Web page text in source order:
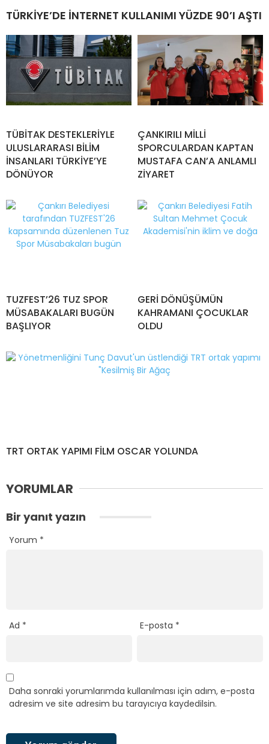
TÜRKİYE’DE İNTERNET KULLANIMI YÜZDE 90’I AŞTI
TÜBİTAK DESTEKLERİYLE
ULUSLARARASI BİLİM
İNSANLARI TÜRKİYE’YE
DÖNÜYOR
ÇANKIRILI MİLLİ
SPORCULARDAN KAPTAN
MUSTAFA CAN’A ANLAMLI
ZİYARET
TUZFEST’26 TUZ SPOR
MÜSABAKALARI BUGÜN
BAŞLIYOR
GERİ DÖNÜŞÜMÜN
KAHRAMANI ÇOCUKLAR
OLDU
TRT ORTAK YAPIMI FİLM OSCAR YOLUNDA
YORUMLAR
Bir yanıt yazın
Yorum *
Ad * E-posta *
Daha sonraki yorumlarımda kullanılması için adım, e-posta
adresim ve site adresim bu tarayıcıya kaydedilsin.